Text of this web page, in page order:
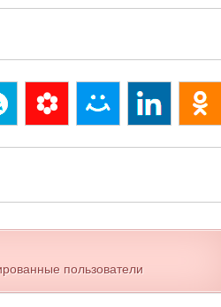
пользователи